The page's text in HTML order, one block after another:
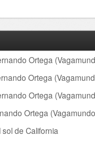
Ortega
Ortega
Ortega
Ortega
de California